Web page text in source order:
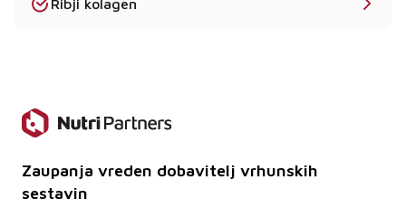
fermentaciji in ne vsebujejo sestavin živalskega
za napitke RTD in funkcionalne napitke.
Ribji kolagen
Zaupanja vreden dobavitelj vrhunskih
sestavin